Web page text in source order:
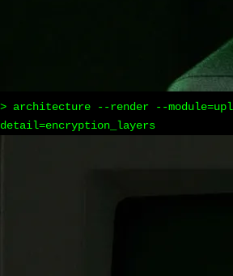
> architecture --render --
detail=encryption_layers